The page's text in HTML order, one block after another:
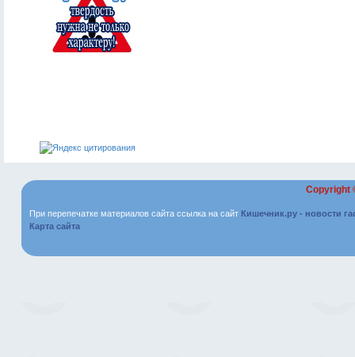
Copyright
При перепечатке материалов сайта ссылка на сайт Кишечник.ру - новости
Карта сайта